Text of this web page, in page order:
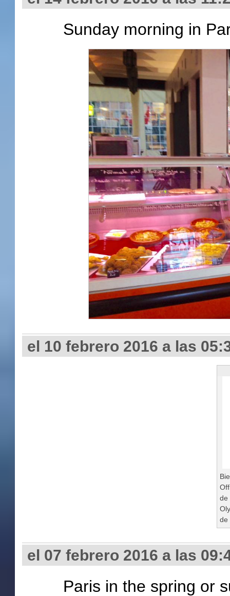
Sunday morning in
el 10 febrero 2016 a las
de
de
el 07 febrero 2016 a las
Paris in the spring or